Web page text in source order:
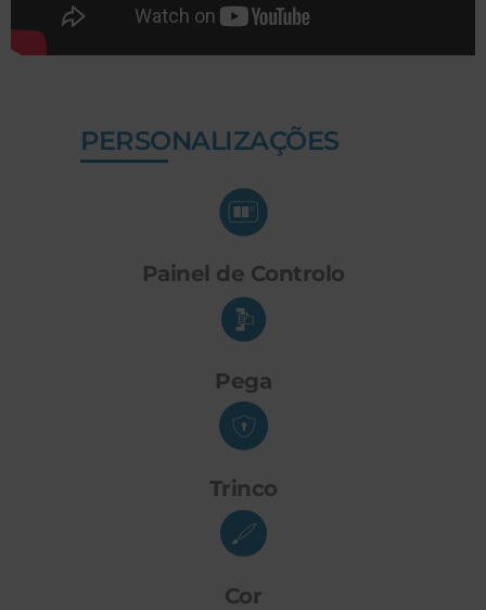
PERSONALIZAÇÕES
Painel de Controlo
Pega
Trinco
Cor